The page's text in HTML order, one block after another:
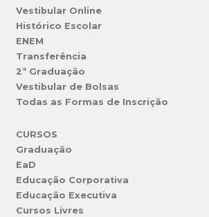
Vestibular Online
Histórico Escolar
ENEM
Transferência
2ª Graduação
Vestibular de Bolsas
Todas as Formas de Inscrição
CURSOS
Graduação
EaD
Educação Corporativa
Educação Executiva
Cursos Livres